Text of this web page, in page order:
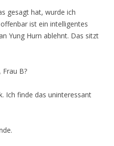
gesagt hat, wurde ich
ist ein intelligentes
Yung Hurn ablehnt. Das sitzt
Frau B?
Ich finde das uninteressant